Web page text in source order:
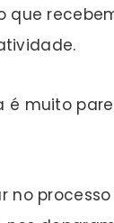
é muito
no